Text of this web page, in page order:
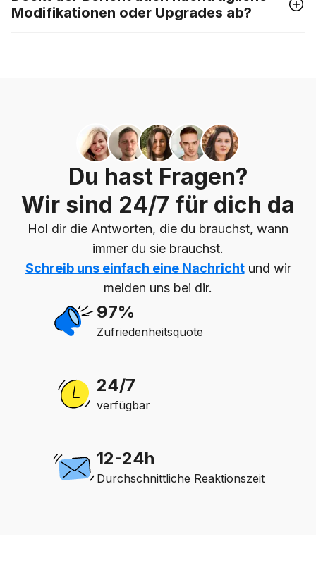
Modifikationen oder Upgrades ab?
Du hast Fragen?
Wir sind 24/7 für dich da
Hol dir die Antworten, die du brauchst, wann
immer du sie brauchst.
Schreib uns einfach eine Nachrichtund wir
melden uns bei dir.
97%
Zufriedenheitsquote
24/7
verfügbar
12-24h
Durchschnittliche Reaktionszeit